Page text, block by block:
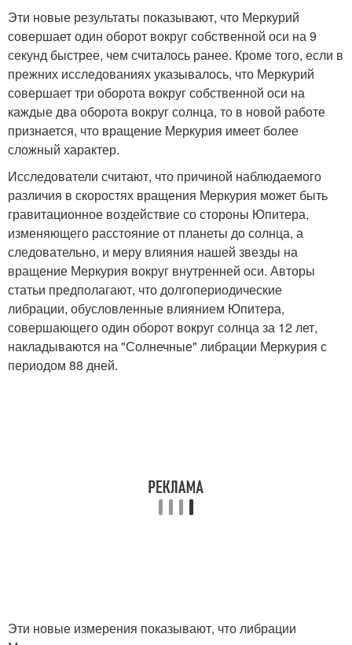
Эти новые результаты показывают, что Меркурий
совершает один оборот вокруг собственной оси на 9
секунд быстрее, чем считалось ранее. Кроме того, если в
прежних исследованиях указывалось, что Меркурий
совершает три оборота вокруг собственной оси на
каждые два оборота вокруг солнца, то в новой работе
признается, что вращение Меркурия имеет более
сложный характер.
Исследователи считают, что причиной наблюдаемого
различия в скоростях вращения Меркурия может быть
гравитационное воздействие со стороны Юпитера,
изменяющего расстояние от планеты до солнца, а
следовательно, и меру влияния нашей звезды на
вращение Меркурия вокруг внутренней оси. Авторы
статьи предполагают, что долгопериодические
либрации, обусловленные влиянием Юпитера,
совершающего один оборот вокруг солнца за 12 лет,
накладываются на "Солнечные" либрации Меркурия с
периодом 88 дней.
Эти новые измерения показывают, что либрации